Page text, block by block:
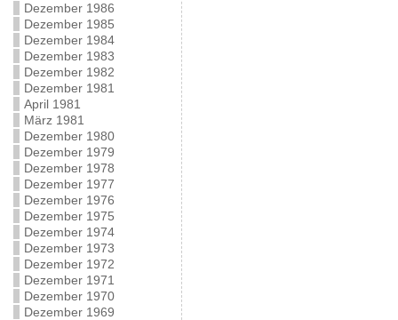
Dezember 1986
Dezember 1985
Dezember 1984
Dezember 1983
Dezember 1982
Dezember 1981
April 1981
März 1981
Dezember 1980
Dezember 1979
Dezember 1978
Dezember 1977
Dezember 1976
Dezember 1975
Dezember 1974
Dezember 1973
Dezember 1972
Dezember 1971
Dezember 1970
Dezember 1969